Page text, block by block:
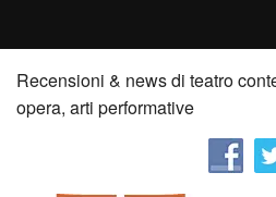
Home
Recensioni
Recensioni & news di teatro
opera, arti performative